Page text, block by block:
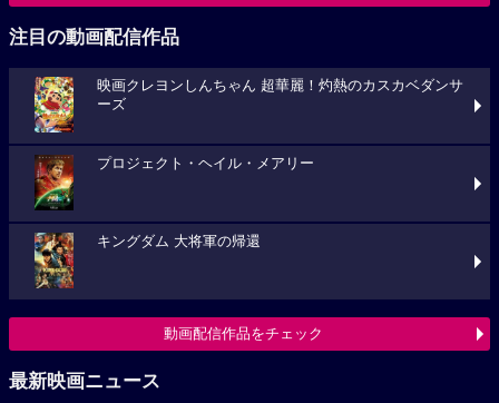
注目の動画配信作品
映画クレヨンしんちゃん 超華麗！灼熱のカスカベダンサ
ーズ
プロジェクト・ヘイル・メアリー
キングダム 大将軍の帰還
動画配信作品をチェック
最新映画ニュース